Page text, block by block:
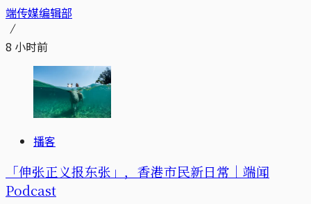
端传媒编辑部
8 小时前
播客
「伸张正义报东张」，香港市民新日常｜端闻
Podcast